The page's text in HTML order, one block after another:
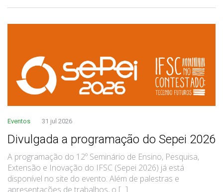
Eventos 31 jul 2026
Divulgada a programação do Sepei 2026
A programação do 12º Seminário de Ensino, Pesquisa,
Extensão e Inovação do IFSC (Sepei 2026) já está
disponível no site do evento. Além de palestras e
apresentações de trabalhos, o [...]